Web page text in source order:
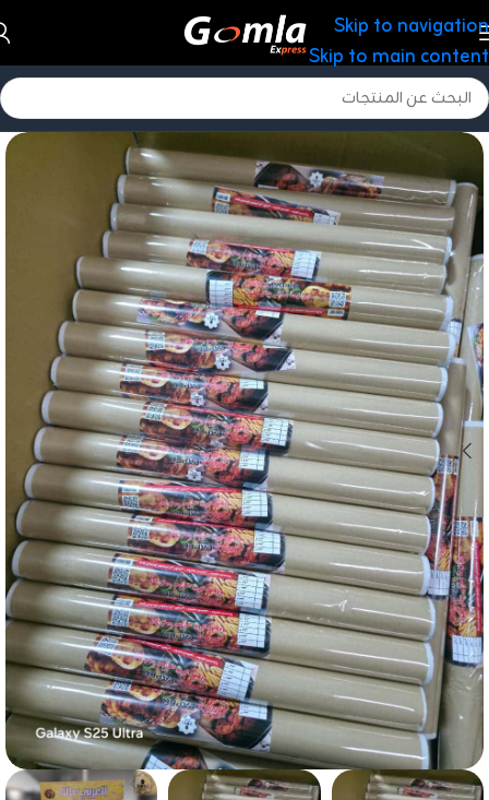
Skip to navigation
Skip to main content